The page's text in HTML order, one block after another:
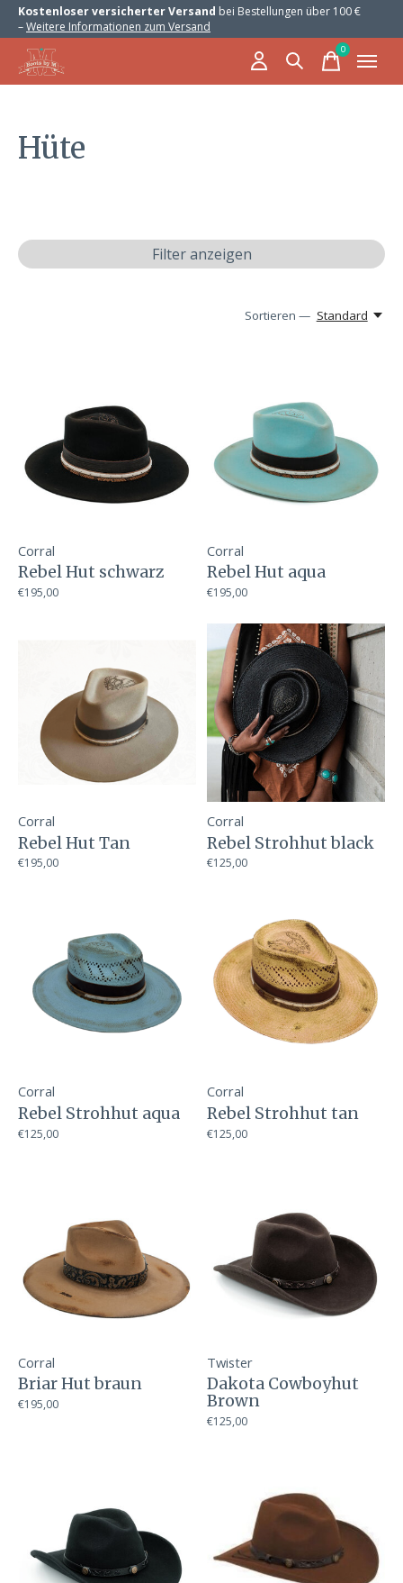
Kostenloser versicherter Versand bei Bestellungen über 100 €
–Weitere Informationen zum Versand
0items
Hüte
Filter anzeigen
Sortieren — Standard
Corral
Rebel Hut schwarz
€195,00
Corral
Rebel Hut aqua
€195,00
Corral
Rebel Hut Tan
€195,00
Corral
Rebel Strohhut black
€125,00
Corral
Rebel Strohhut aqua
€125,00
Corral
Rebel Strohhut tan
€125,00
Corral
Briar Hut braun
€195,00
Twister
Dakota Cowboyhut
Brown
€125,00